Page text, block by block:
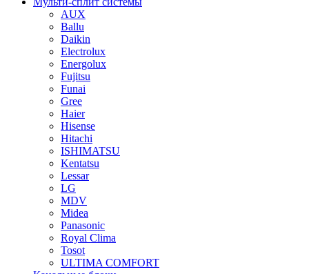
AUX
Ballu
Daikin
Electrolux
Energolux
Fujitsu
Funai
Gree
Haier
Hisense
Hitachi
ISHIMATSU
Kentatsu
Lessar
LG
MDV
Midea
Panasonic
Royal Clima
Tosot
ULTIMA COMFORT